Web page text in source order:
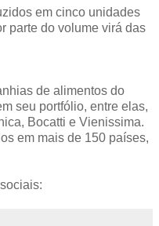
em cinco unidades
parte do volume virá das
de alimentos do
seu portfólio, entre elas,
Bocatti e Vienissima.
em mais de 150 países,